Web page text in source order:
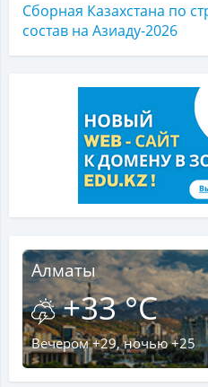
Сборная Казахстана по
состав на Азиаду-2026
Алматы
+33 °C
Вечером +29, ночью +25